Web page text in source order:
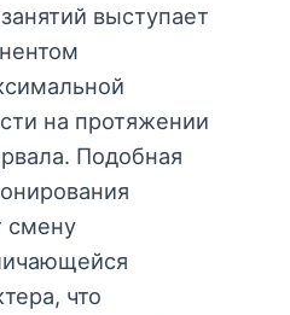
выступает
на протяжении
Подобная
смену
что